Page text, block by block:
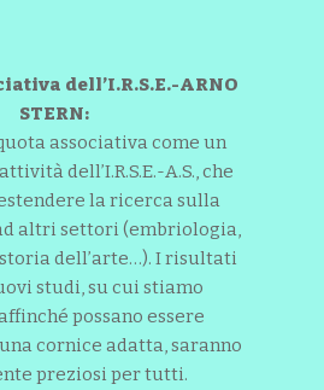
dell’I.R.S.E.-ARNO
STERN:
associativa come un
dell’I.R.S.E.-A.S., che
la ricerca sulla
altri settori (embriologia,
dell’arte…). I risultati
studi, su cui stiamo
possano essere
cornice adatta, saranno
preziosi per tutti.